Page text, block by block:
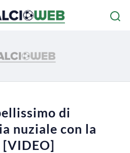
di
nuziale con la